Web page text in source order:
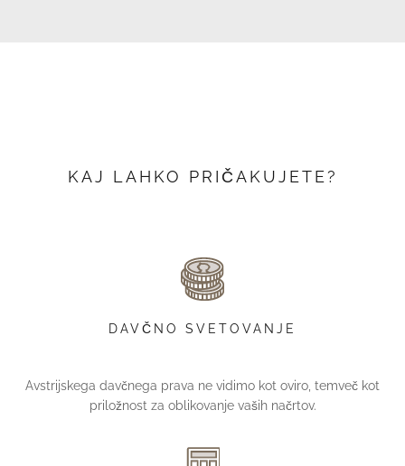
KAJ LAHKO PRIČAKUJETE?
DAVČNO SVETOVANJE
Avstrijskega davčnega prava ne vidimo kot oviro, temveč kot
priložnost za oblikovanje vaših načrtov.